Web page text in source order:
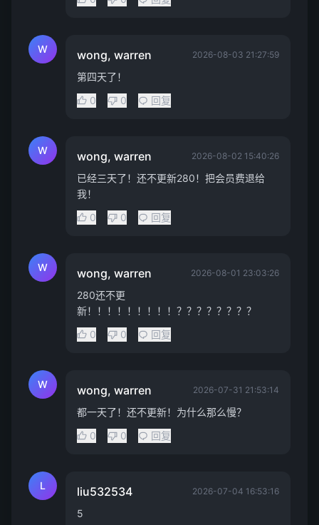
W wong, warren 2026-08-03 21:27:59
第四天了！
0
0 回复
W wong, warren 2026-08-02 15:40:26
已经三天了！还不更新280！把会员费退给
我！
0
0 回复
W wong, warren 2026-08-01 23:03:26
280还不更
新！！！！！！！！！？？？？？？？？
0
0 回复
W wong, warren 2026-07-31 21:53:14
都一天了！还不更新！为什么那么慢？
0
0 回复
L liu532534 2026-07-04 16:53:16
5